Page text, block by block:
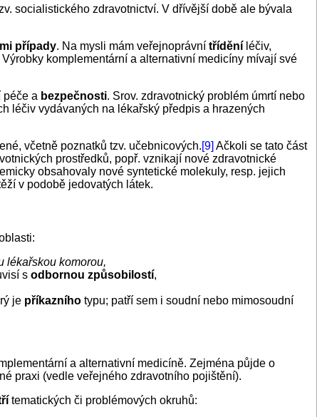
socialistického zdravotnictví. V dřívější době ale bývala
případy. Na mysli mám veřejnoprávní třídění léčiv,
Výrobky komplementární a alternativní medicíny mívají své
péče a bezpečnosti. Srov. zdravotnický problém úmrtí nebo
léčiv vydávaných na lékařský předpis a hrazených
včetně poznatků tzv. učebnicových.[9] Ačkoli se tato část
prostředků, popř. vznikají nové zdravotnické
obsahovaly nové syntetické molekuly, resp. jejich
v podobě jedovatých látek.
lékařskou komorou,
s odbornou způsobilostí,
je příkazního typu; patří sem i soudní nebo mimosoudní
a alternativní medicíně. Zejména půjde o
praxi (vedle veřejného zdravotního pojištění).
tematických či problémových okruhů: